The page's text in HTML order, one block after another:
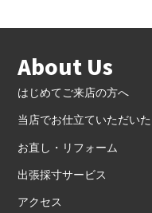
About Us
はじめてご来店の方へ
当店でお仕立ていただい
お直し・リフォーム
出張採寸サービス
アクセス